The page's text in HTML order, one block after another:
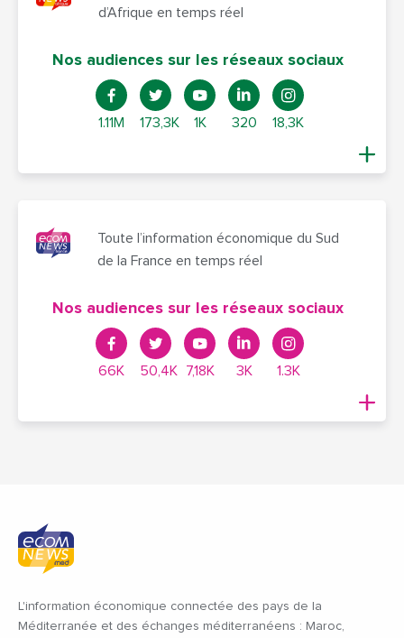
d’Afrique en temps réel
Nos audiences sur les réseaux sociaux
1.11M 173,3K 1K 320 18,3K
Toute l’information économique du Sud
de la France en temps réel
Nos audiences sur les réseaux sociaux
66K 50,4K 7,18K 3K 1.3K
L'information économique connectée des pays de la
Méditerranée et des échanges méditerranéens : Maroc,